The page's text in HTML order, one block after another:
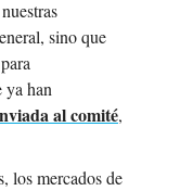
sino que
ya han
al comité,
los mercados de